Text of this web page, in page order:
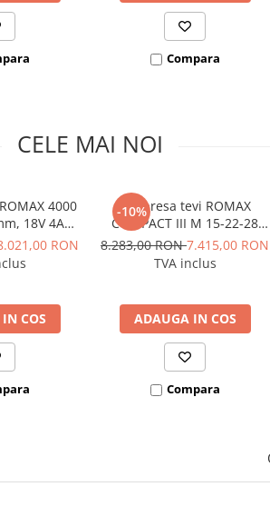
Compara
CELE MAI NOI
4000
18V 4Ah
RON
COS
-10%
Set presa tevi ROMAX
COMPACT III M 15-22-28
mm, 18V 2Ah EU AMPShare
8.283,00 RON7.415,00 RON
TVA inclus
ADAUGA IN COS
Compara